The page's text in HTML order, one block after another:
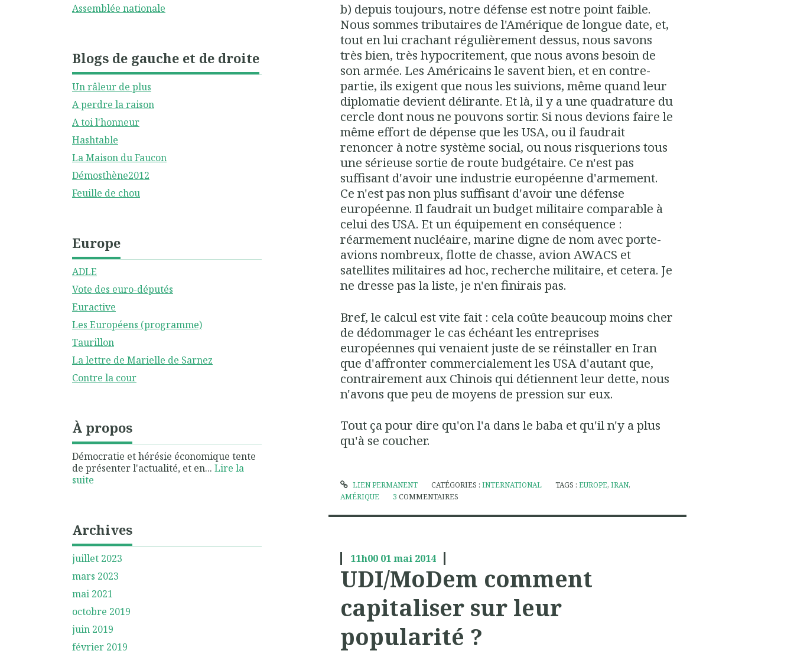
Assemblée nationale
Blogs de gauche et de droite
Un râleur de plus
A perdre la raison
A toi l'honneur
Hashtable
La Maison du Faucon
Démosthène2012
Feuille de chou
Europe
ADLE
Vote des euro-députés
Euractive
Les Européens (programme)
Taurillon
La lettre de Marielle de Sarnez
Contre la cour
À propos
Démocratie et hérésie économique tente
de présenter l'actualité, et en... Lire la
suite
Archives
juillet 2023
mars 2023
mai 2021
octobre 2019
juin 2019
février 2019
b) depuis toujours, notre défense est notre point faible.
Nous sommes tributaires de l'Amérique de longue date, et,
tout en lui crachant régulièrement dessus, nous savons
très bien, très hypocritement, que nous avons besoin de
son armée. Les Américains le savent bien, et en contre-
partie, ils exigent que nous les suivions, même quand leur
diplomatie devient délirante. Et là, il y a une quadrature du
cercle dont nous ne pouvons sortir. Si nous devions faire le
même effort de dépense que les USA, ou il faudrait
renoncer à notre système social, ou nous risquerions tous
une sérieuse sortie de route budgétaire. Ce n'est pas
suffisant d'avoir une industrie européenne d'armement.
Ce n'est pas non plus suffisant d'avoir une défense
européenne. Il faudrait un budget militaire comparable à
celui des USA. Et un équipement en conséquence :
réarmement nucléaire, marine digne de nom avec porte-
avions nombreux, flotte de chasse, avion AWACS et
satellites militaires ad hoc, recherche militaire, et cetera. Je
ne dresse pas la liste, je n'en finirais pas.
Bref, le calcul est vite fait : cela coûte beaucoup moins cher
de dédommager le cas échéant les entreprises
européennes qui venaient juste de se réinstaller en Iran
que d'affronter commercialement les USA d'autant que,
contrairement aux Chinois qui détiennent leur dette, nous
n'avons que peu de moyens de pression sur eux.
Tout ça pour dire qu'on l'a dans le baba et qu'il n'y a plus
qu'à se coucher.
LIEN PERMANENT CATÉGORIES : INTERNATIONAL TAGS : EUROPE, IRAN,
AMÉRIQUE
3 COMMENTAIRES
11h00 01mai 2014
UDI/MoDem comment
capitaliser sur leur
popularité ?